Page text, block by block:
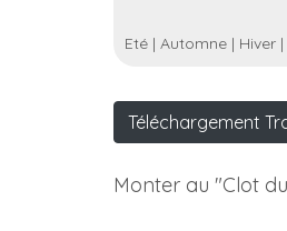
Eté | Automne | Hiver |
Téléchargement
Monter au "Clot